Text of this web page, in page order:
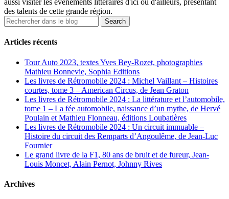
aussi visiter les événements littéraires d'ici ou d'ailleurs, présentant
des talents de cette grande région.
Articles récents
Tour Auto 2023, textes Yves Bey-Rozet, photographies
Mathieu Bonnevie, Sophia Editions
Les livres de Rétromobile 2024 : Michel Vaillant – Histoires
courtes, tome 3 – American Circus, de Jean Graton
Les livres de Rétromobile 2024 : La littérature et l’automobile,
tome 1 – La fée automobile, naissance d’un mythe, de Hervé
Poulain et Mathieu Flonneau, éditions Loubatières
Les livres de Rétromobile 2024 : Un circuit immuable –
Histoire du circuit des Remparts d’Angoulême, de Jean-Luc
Fournier
Le grand livre de la F1, 80 ans de bruit et de fureur, Jean-
Louis Moncet, Alain Pernot, Johnny Rives
Archives